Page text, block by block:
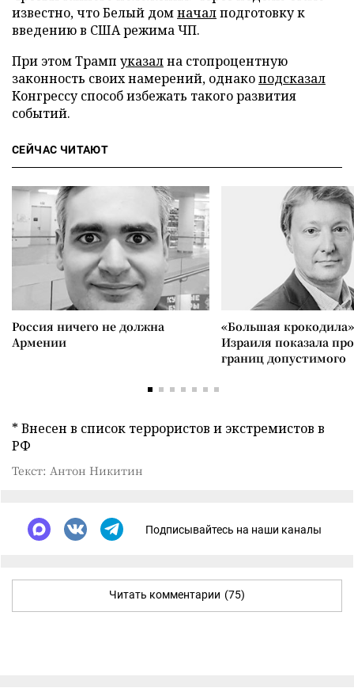
известно, что Белый домначалподготовку к
введению в США режима ЧП.
При этом Трамп указална стопроцентную
законность своих намерений, однакоподсказал
Конгрессу способ избежать такого развития
событий.
СЕЙЧАС ЧИТАЮТ
Россия ничего не должна
Армении
«Большая
Израиля показала
границ допустимого
* Внесен в список террористов и экстремистов в
РФ
Текст: Антон Никитин
Подписывайтесь на наши каналы
Читать комментарии (75)